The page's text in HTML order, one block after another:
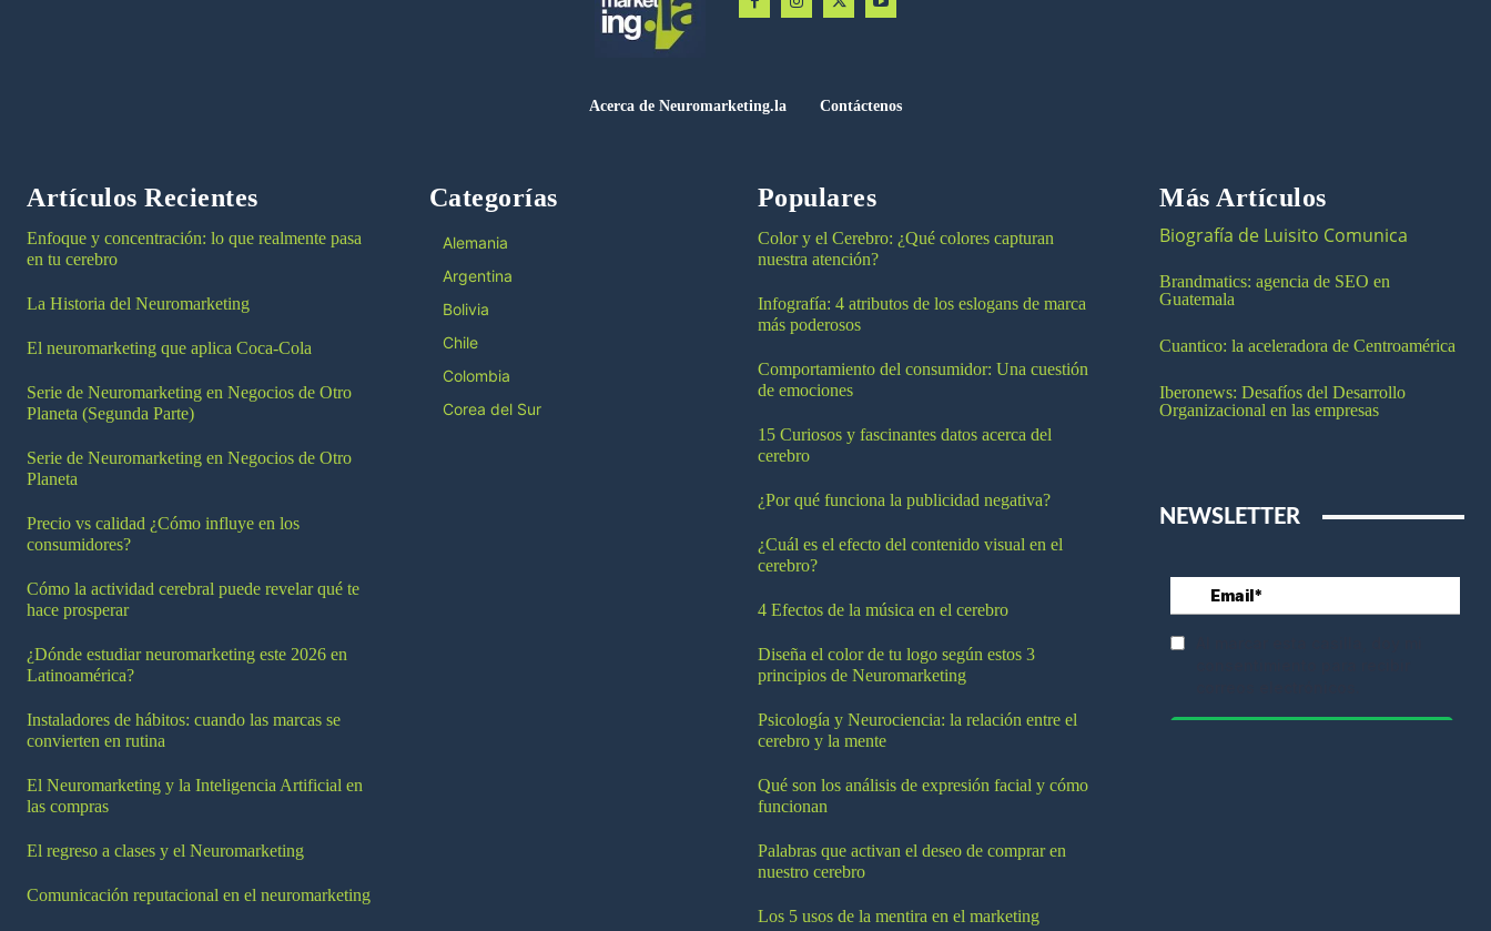
Acerca de Neuromarketing.la Contáctenos
Artículos Recientes
Enfoque y concentración: lo que realmente pasa
en tu cerebro
La Historia del Neuromarketing
El neuromarketing que aplica Coca-Cola
Serie de Neuromarketing en Negocios de Otro
Planeta (Segunda Parte)
Serie de Neuromarketing en Negocios de Otro
Planeta
Precio vs calidad ¿Cómo influye en los
consumidores?
Cómo la actividad cerebral puede revelar qué te
hace prosperar
¿Dónde estudiar neuromarketing este 2026 en
Latinoamérica?
Instaladores de hábitos: cuando las marcas se
convierten en rutina
El Neuromarketing y la Inteligencia Artificial en
las compras
El regreso a clases y el Neuromarketing
Comunicación reputacional en el neuromarketing
Categorías
Alemania
Argentina
Bolivia
Chile
Colombia
Corea del Sur
Populares
Color y el Cerebro: ¿Qué colores capturan
nuestra atención?
Infografía: 4 atributos de los eslogans de marca
más poderosos
Comportamiento del consumidor: Una cuestión
de emociones
15 Curiosos y fascinantes datos acerca del
cerebro
¿Por qué funciona la publicidad negativa?
¿Cuál es el efecto del contenido visual en el
cerebro?
4 Efectos de la música en el cerebro
Diseña el color de tu logo según estos 3
principios de Neuromarketing
Psicología y Neurociencia: la relación entre el
cerebro y la mente
Qué son los análisis de expresión facial y cómo
funcionan
Palabras que activan el deseo de comprar en
nuestro cerebro
Los 5 usos de la mentira en el marketing
Más Artículos
Biografía de Luisito Comunica
Brandmatics: agencia de SEO en
Guatemala
Cuantico: la aceleradora de Centroamérica
Iberonews: Desafíos del Desarrollo
Organizacional en las empresas
NEWSLETTER